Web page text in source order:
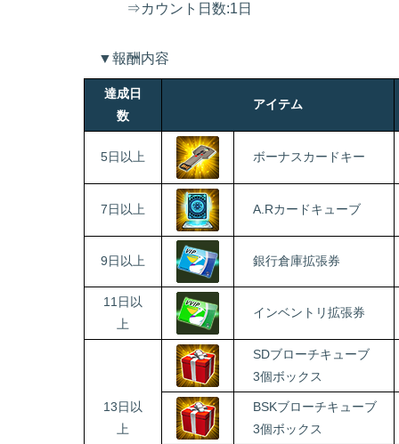
⇒カウント日数:1日
▼報酬内容
達成日
数
アイテム
5日以上 ボーナスカードキー
7日以上 A.Rカードキューブ
9日以上 銀行倉庫拡張券
11日以
上
インベントリ拡張券
13日以
上
SDブローチキューブ
3個ボックス
BSKブローチキューブ
3個ボックス